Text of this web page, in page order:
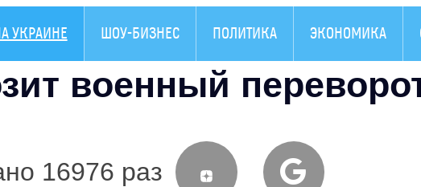
УКРАИНЕ ШОУ-БИЗНЕС ПОЛИТИКА ЭКОНОМИКА
военный
16976 раз